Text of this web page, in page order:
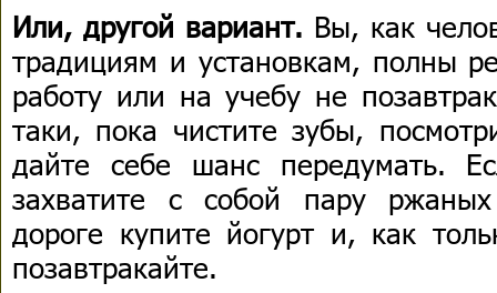
Или, другой вариант. Вы, как
традициям и установкам, полны
работу или на учебу не
таки, пока чистите зубы,
дайте себе шанс передумать.
захватите с собой пару
дороге купите йогурт и, как
позавтракайте.